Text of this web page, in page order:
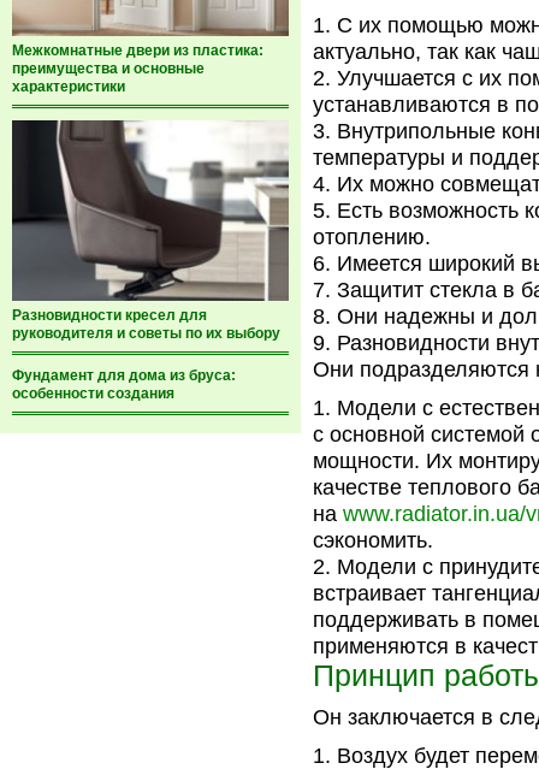
Межкомнатные двери из пластика:
преимущества и основные
характеристики
Разновидности кресел для
руководителя и советы по их выбору
Фундамент для дома из бруса:
особенности создания
С их помощью
актуально, так как
Улучшается с их
устанавливаются в
Внутрипольные
температуры и
Их можно
Есть возможность
отоплению.
Имеется широкий
Защитит стекла в
Они надежны и
Разновидности
Они подразделяются
Модели с
с основной системой
мощности. Их
качестве теплового
на www.radiator.in.ua/
сэкономить.
Модели с
встраивает
поддерживать в
применяются в
Принцип
Он заключается в
Воздух будет